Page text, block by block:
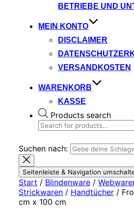
BETRIEBE UND
MEIN KONTO
DISCLAIMER
VERSANDKOSTEN
WARENKORB
KASSE
Products search
Suchen nach:
Seitenleiste & Navigation
Start / Blindenware /
Strickwaren / Handtücher /
cm x 100 cm